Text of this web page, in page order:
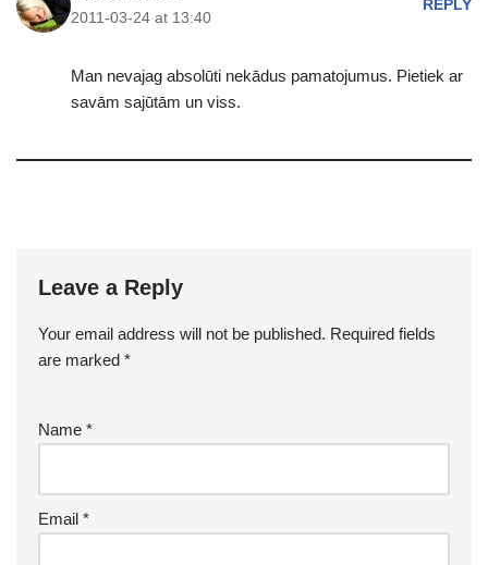
2011-03-24 at 13:40
REPLY
Man nevajag absolūti nekādus pamatojumus. Pietiek ar
savām sajūtām un viss.
Leave a Reply
Your email address will not be published. Required fields
are marked *
Name *
Email *